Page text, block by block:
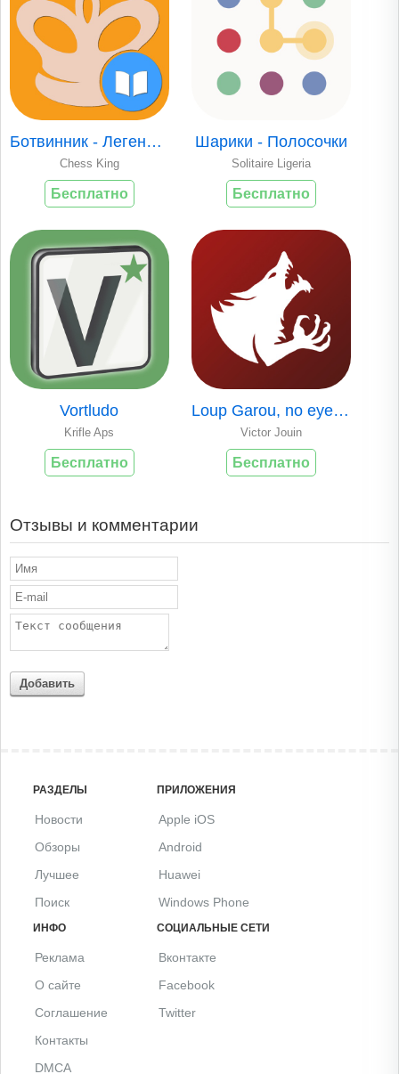
Ботвинник - Легенда шахмат
Chess King
Бесплатно
Шарики - Полосочки
Solitaire Ligeria
Бесплатно
Vortludo
Krifle Aps
Бесплатно
Loup Garou, no eyes closed
Victor Jouin
Бесплатно
Отзывы и комментарии
Добавить
РАЗДЕЛЫ
Новости
Обзоры
Лучшее
Поиск
ПРИЛОЖЕНИЯ
Apple iOS
Android
Huawei
Windows Phone
ИНФО
Реклама
О сайте
Соглашение
Контакты
DMCA
СОЦИАЛЬНЫЕ СЕТИ
Вконтакте
Facebook
Twitter